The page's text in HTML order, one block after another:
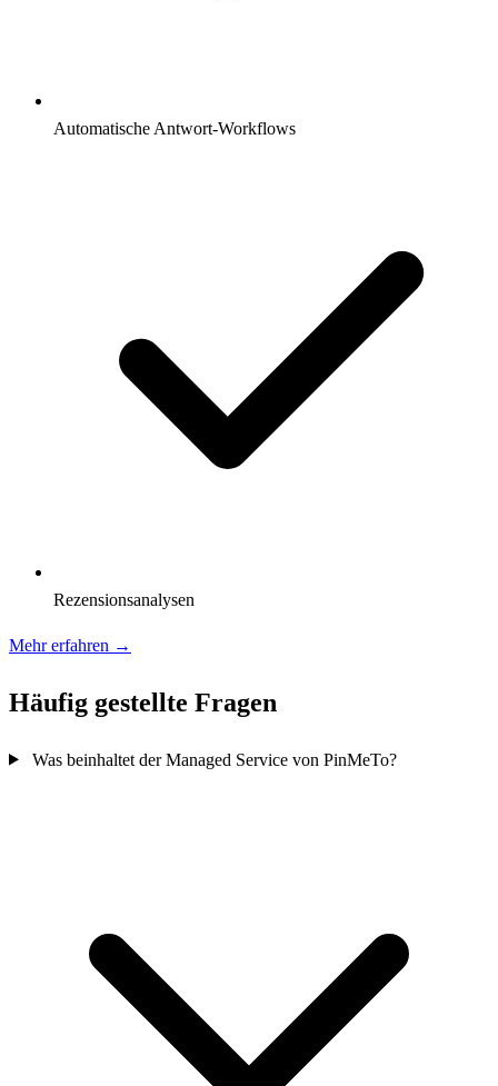
Automatische Antwort-Workflows
Rezensionsanalysen
Mehr erfahren →
Häufig gestellte Fragen
Was beinhaltet der Managed Service von PinMeTo?